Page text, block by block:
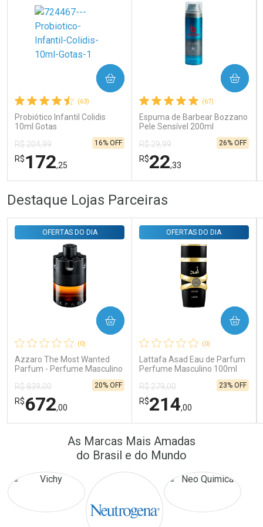
Ativar Desconto
Comprar sem Desconto
Por R$ 31,35/cada
Comprar sem Desconto
Por R$ 31,35/cada
(63)
Probiótico Infantil Colidis
10ml Gotas
R$ 204,99
R$172,25
16% OFF
COMPRAR
FECHAR
Laboratório
Comprar sem Desconto
Por R$ 172,25/cada
FECHAR
Por Menos
Comprar sem Desconto
Por R$ 172,25/cada
(67)
Espuma de Barbear Bozzano
Pele Sensível 200ml
R$ 29,99
R$22,33
26% OFF
COMPRAR
Comprar sem Desconto
Por R$ 22,33/cada
Por Menos
Comprar sem Desconto
Por R$ 22,33/cada
Destaque Lojas Parceiras
(0)
Azzaro The Most Wanted
Parfum - Perfume Masculino
OFERTAS DO DIA
R$ 839,00
R$672,00
20% OFF
COMPRAR
FECHAR
FECHAR
Por Menos
(0)
Lattafa Asad Eau de Parfum
Perfume Masculino 100ml
OFERTAS DO DIA
R$ 279,00
R$214,00
23% OFF
COMPRAR
Laboratório
Por Menos
As Marcas Mais Amadas
do Brasil e do Mundo